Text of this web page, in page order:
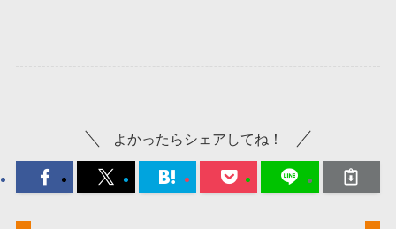
よかったらシェアしてね！